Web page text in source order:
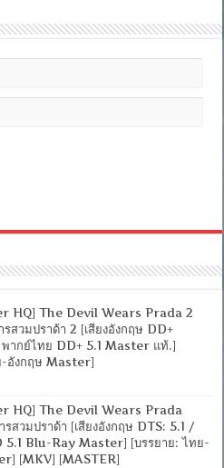
HQ] The Devil Wears Prada 2
สวมปราด้า 2 [เสียงอังกฤษ DD+
ากย์ไทย DD+ 5.1 Master แท้.]
-อังกฤษ Master]
HQ] The Devil Wears Prada
สวมปราด้า [เสียงอังกฤษ DTS: 5.1 /
5.1 Blu-Ray Master] [บรรยาย: ไทย-
[MKV] [MASTER]